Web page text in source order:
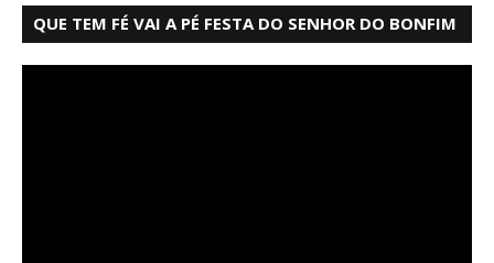
QUE TEM FÉ VAI A PÉ FESTA DO SENHOR DO BONFIM